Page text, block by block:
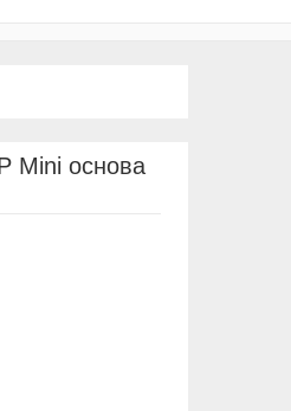
Mini основа